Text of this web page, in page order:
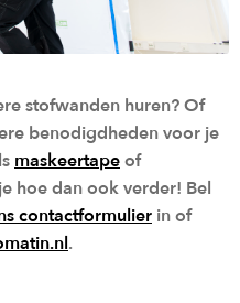
stofwanden huren? Of
benodigdheden voor je
maskeertapeof
hoe dan ook verder! Bel
contactformulier in of
.